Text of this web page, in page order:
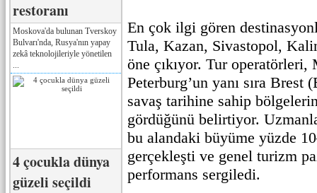
restoranı
Moskova'da bulunan Tverskoy
Bulvarı'nda, Rusya'nın yapay
zekâ teknolojileriyle yönetilen
4 çocukla dünya
güzeli seçildi
En çok ilgi gören
Tula, Kazan, Sivastopol,
öne çıkıyor. Tur operatörleri,
Peterburg’un yanı sıra
savaş tarihine sahip
gördüğünü belirtiyor.
bu alandaki büyüme yüzde
gerçekleşti ve genel turizm
performans sergiledi.